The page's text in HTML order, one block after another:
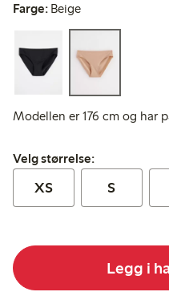
Farge: Beige
Modellen er 176 cm og har
Velg størrelse:
Velg størrelse:
XS S
Legg i